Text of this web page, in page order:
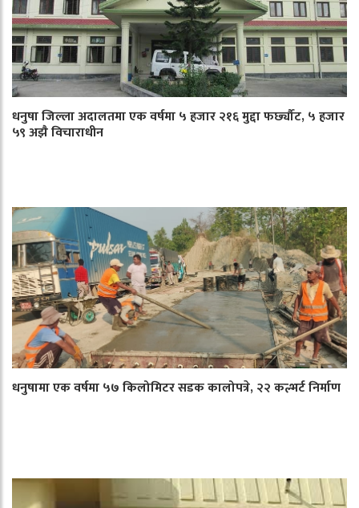
धनुषा जिल्ला अदालतमा एक वर्षमा ५ हजार २१६ मुद्दा फर्छ्यौट, ५ हजार
५९ अझै विचाराधीन
धनुषामा एक वर्षमा ५७ किलोमिटर सडक कालोपत्रे, २२ कल्भर्ट निर्माण